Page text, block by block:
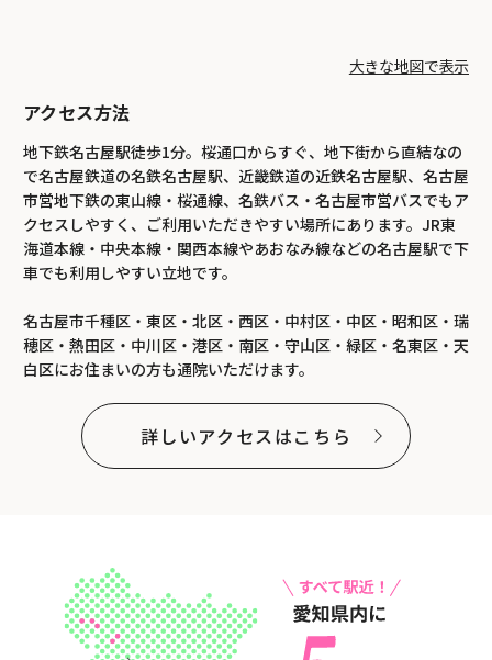
アクセス方法
地下鉄名古屋駅徒歩1分。桜通口からすぐ、地下街から直結なの
で名古屋鉄道の名鉄名古屋駅、近畿鉄道の近鉄名古屋駅、名古屋
市営地下鉄の東山線・桜通線、名鉄バス・名古屋市営バスでもア
クセスしやすく、ご利用いただきやすい場所にあります。JR東
海道本線・中央本線・関西本線やあおなみ線などの名古屋駅で下
車でも利用しやすい立地です。
名古屋市千種区・東区・北区・西区・中村区・中区・昭和区・瑞
穂区・熱田区・中川区・港区・南区・守山区・緑区・名東区・天
白区にお住まいの方も通院いただけます。
詳しいアクセスはこちら
大きな地図で表示